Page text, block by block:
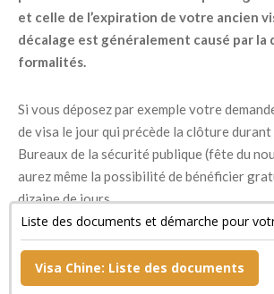
et celle de l’expiration de votre ancien
décalage est généralement causé par la
formalités.
Si vous déposez par exemple votre
de visa le jour qui précède la clôture durant
Bureaux de la sécurité publique (fête du
aurez même la possibilité de bénéficier
dizaine de jours.
Veuillez donc soumettre votre demande un
date d’expiration de votre visa tombe un
Liste des documents et démarche pour
Visa Chine: Liste des documents